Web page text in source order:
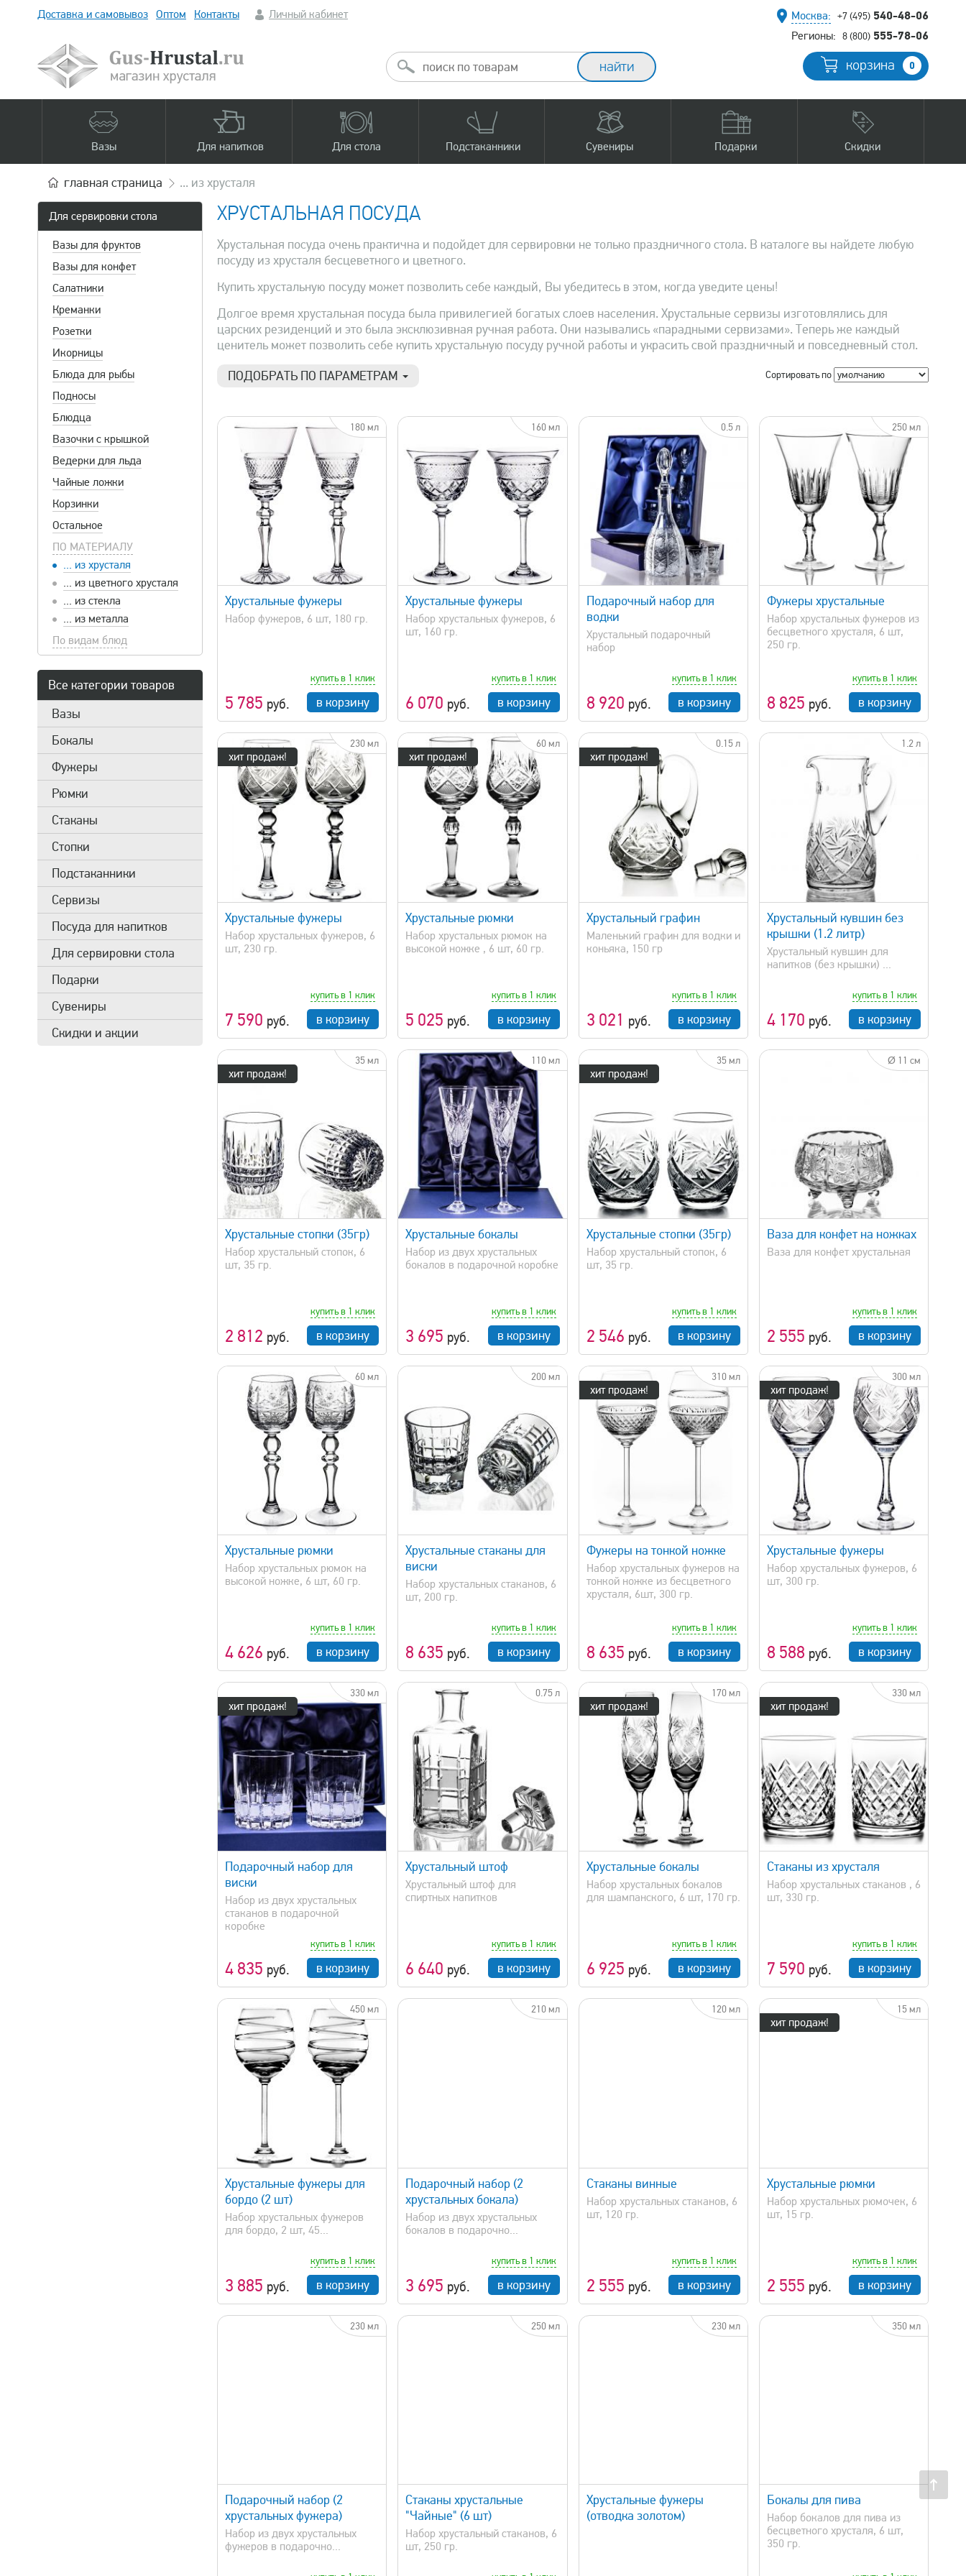
Доставка и самовывоз Оптом Контакты Личный кабинет Москва: +7 (495) 540-48-06
Регионы: 8 (800) 555-78-06
корзина 0
Вазы Для напитков Для стола Подстаканники Сувениры Подарки Скидки
главная страница ... из хрусталя
Для сервировки стола
Вазы для фруктов
Вазы для конфет
Салатники
Креманки
Розетки
Икорницы
Блюда для рыбы
Подносы
Блюдца
Вазочки с крышкой
Ведерки для льда
Чайные ложки
Корзинки
Остальное
ПО МАТЕРИАЛУ
... из хрусталя
... из цветного хрусталя
... из стекла
... из металла
По видам блюд
Все категории товаров
Вазы
Бокалы
Фужеры
Рюмки
Стаканы
Стопки
Подстаканники
Сервизы
Посуда для напитков
Для сервировки стола
Подарки
Сувениры
Скидки и акции
ХРУСТАЛЬНАЯ ПОСУДА
Хрустальная посуда очень практична и подойдет для сервировки не только праздничного стола. В каталоге вы найдете любую
посуду из хрусталя бесцеветного и цветного.
Купить хрустальную посуду может позволить себе каждый, Вы убедитесь в этом, когда уведите цены!
Долгое время хрустальная посуда была привилегией богатых слоев населения. Хрустальные сервизы изготовлялись для
царских резиденций и это была эксклюзивная ручная работа. Они назывались «парадными сервизами». Теперь же каждый
ценитель может позволить себе купить хрустальную посуду ручной работы и украсить свой праздничный и повседневный стол.
Сортировать по
ПОДОБРАТЬ ПО ПАРАМЕТРАМ
Горный хрусталь
Цветной хрусталь
Бахметьевская артель
Гусевской Хрустальный завод
Гусь-Хрустальный
Дятьковский хрустальный завод
Сбросить фильтр
180 мл
быстрый просмотр
Хрустальные фужеры
Набор фужеров, 6 шт, 180 гр.
5 785 руб.
купить в 1 клик
в корзину
160 мл
быстрый просмотр
Хрустальные фужеры
Набор хрустальных фужеров, 6
шт, 160 гр.
6 070 руб.
купить в 1 клик
в корзину
0.5 л
быстрый просмотр
Подарочный набор для
водки
Хрустальный подарочный
набор
8 920 руб.
купить в 1 клик
в корзину
250 мл
быстрый просмотр
Фужеры хрустальные
Набор хрустальных фужеров из
бесцветного хрусталя, 6 шт,
250 гр.
8 825 руб.
купить в 1 клик
в корзину
хит продаж!
230 мл
быстрый просмотр
Хрустальные фужеры
Набор хрустальных фужеров, 6
шт, 230 гр.
7 590 руб.
купить в 1 клик
в корзину
хит продаж!
60 мл
быстрый просмотр
Хрустальные рюмки
Набор хрустальных рюмок на
высокой ножке , 6 шт, 60 гр.
5 025 руб.
купить в 1 клик
в корзину
хит продаж!
0.15 л
быстрый просмотр
Хрустальный графин
Маленький графин для водки и
коньяка, 150 гр
3 021 руб.
купить в 1 клик
в корзину
1.2 л
Хрустальный кувшин без
крышки (1.2 литр)
Хрустальный кувшин для
напитков (без крышки) ...
4 170 руб.
купить в 1 клик
в корзину
хит продаж!
35 мл
Хрустальные стопки (35гр)
Набор хрустальный стопок, 6
шт, 35 гр.
2 812 руб.
купить в 1 клик
в корзину
110 мл
быстрый просмотр
Хрустальные бокалы
Набор из двух хрустальных
бокалов в подарочной коробке
3 695 руб.
купить в 1 клик
в корзину
хит продаж!
35 мл
быстрый просмотр
Хрустальные стопки (35гр)
Набор хрустальный стопок, 6
шт, 35 гр.
2 546 руб.
купить в 1 клик
в корзину
Ø 11 см
быстрый просмотр
Ваза для конфет на ножках
Ваза для конфет хрустальная
2 555 руб.
купить в 1 клик
в корзину
60 мл
Хрустальные рюмки
Набор хрустальных рюмок на
высокой ножке, 6 шт, 60 гр.
4 626 руб.
купить в 1 клик
в корзину
200 мл
быстрый просмотр
Хрустальные стаканы для
виски
Набор хрустальных стаканов, 6
шт, 200 гр.
8 635 руб.
купить в 1 клик
в корзину
хит продаж!
310 мл
Фужеры на тонкой ножке
Набор хрустальных фужеров на
тонкой ножке из бесцветного
хрусталя, 6шт, 300 гр.
8 635 руб.
купить в 1 клик
в корзину
хит продаж!
300 мл
быстрый просмотр
Хрустальные фужеры
Набор хрустальных фужеров, 6
шт, 300 гр.
8 588 руб.
купить в 1 клик
в корзину
хит продаж!
330 мл
Подарочный набор для
виски
Набор из двух хрустальных
стаканов в подарочной
коробке
4 835 руб.
купить в 1 клик
в корзину
0.75 л
Хрустальный штоф
Хрустальный штоф для
спиртных напитков
6 640 руб.
купить в 1 клик
в корзину
хит продаж!
170 мл
быстрый просмотр
Хрустальные бокалы
Набор хрустальных бокалов
для шампанского, 6 шт, 170 гр.
6 925 руб.
купить в 1 клик
в корзину
хит продаж!
330 мл
быстрый просмотр
Стаканы из хрусталя
Набор хрустальных стаканов , 6
шт, 330 гр.
7 590 руб.
купить в 1 клик
в корзину
450 мл
Хрустальные фужеры для
бордо (2 шт)
Набор хрустальных фужеров
для бордо, 2 шт, 45...
3 885 руб.
купить в 1 клик
в корзину
210 мл
быстрый просмотр
Подарочный набор (2
хрустальных бокала)
Набор из двух хрустальных
бокалов в подарочно...
3 695 руб.
купить в 1 клик
в корзину
120 мл
Стаканы винные
Набор хрустальных стаканов, 6
шт, 120 гр.
2 555 руб.
купить в 1 клик
в корзину
хит продаж!
15 мл
Хрустальные рюмки
Набор хрустальных рюмочек, 6
шт, 15 гр.
2 555 руб.
купить в 1 клик
в корзину
230 мл
Подарочный набор (2
хрустальных фужера)
Набор из двух хрустальных
фужеров в подарочно...
250 мл
Стаканы хрустальные
"Чайные" (6 шт)
Набор хрустальный стаканов, 6
шт, 250 гр.
230 мл
Хрустальные фужеры
(отводка золотом)
350 мл
Бокалы для пива
Набор бокалов для пива из
бесцветного хрусталя, 6 шт,
350 гр.